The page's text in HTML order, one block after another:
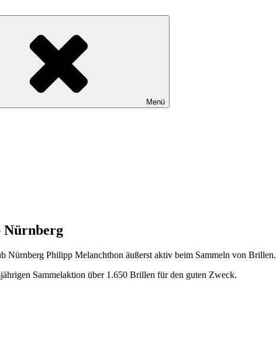
Blindenwerks e.V.
Menü
Nürnberg
Nürnberg Philipp Melanchthon äußerst aktiv beim Sammeln von Brillen.
Sammelaktion über 1.650 Brillen für den guten Zweck.